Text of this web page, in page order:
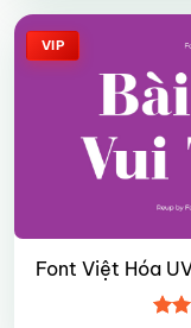
VIP
Font Việt Hóa